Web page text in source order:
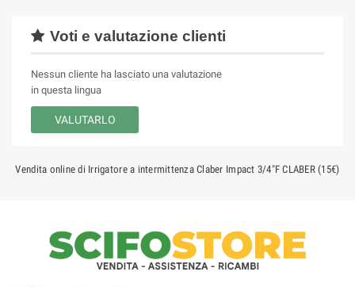
Voti e valutazione clienti
Nessun cliente ha lasciato una valutazione
in questa lingua
VALUTARLO
Vendita online di Irrigatore a intermittenza Claber Impact 3/4"F CLABER (15€)